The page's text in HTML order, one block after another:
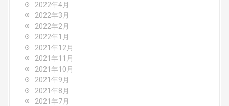
2022年4月
2022年3月
2022年2月
2022年1月
2021年12月
2021年11月
2021年10月
2021年9月
2021年8月
2021年7月